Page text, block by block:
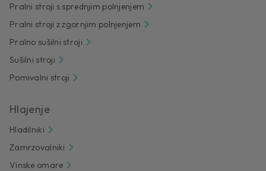
Pralni stroji s sprednjim polnjenjem
Pralni stroji z zgornjim polnjenjem
Pralno sušilni stroji
Sušilni stroji
Pomivalni stroji
Hlajenje
Hladilniki
Zamrzovalniki
Vinske omare